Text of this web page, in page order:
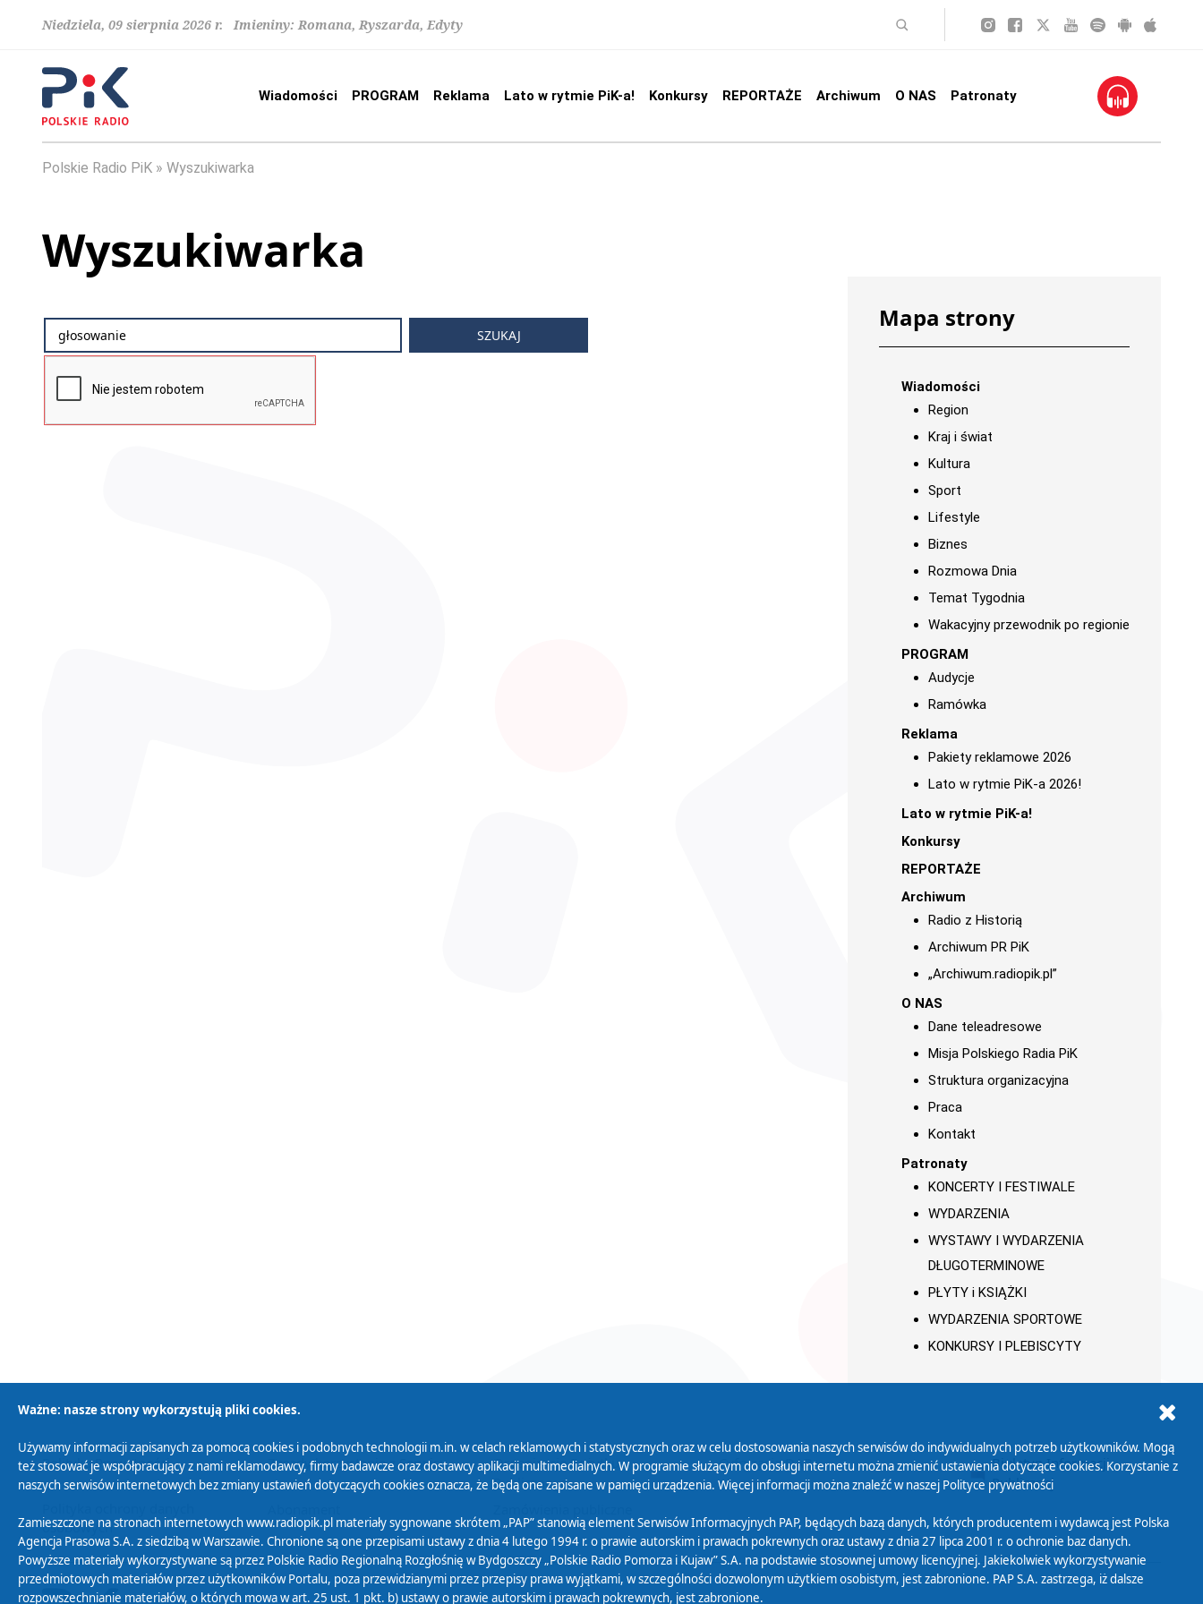
Niedziela, 09 sierpnia 2026 r. Imieniny: Romana, Ryszarda, Edyty
Wiadomości PROGRAM Reklama Lato w rytmie PiK-a! Konkursy REPORTAŻE Archiwum O NAS Patronaty
Polskie Radio PiK Wyszukiwarka
Wyszukiwarka
Mapa strony
Wiadomości
Region
Kraj i świat
Kultura
Sport
Lifestyle
Biznes
Rozmowa Dnia
Temat Tygodnia
Wakacyjny przewodnik po regionie
PROGRAM
Audycje
Ramówka
Reklama
Pakiety reklamowe 2026
Lato w rytmie PiK-a 2026!
Lato w rytmie PiK-a!
Konkursy
REPORTAŻE
Archiwum
Radio z Historią
Archiwum PR PiK
„Archiwum.radiopik.pl”
O NAS
Dane teleadresowe
Misja Polskiego Radia PiK
Struktura organizacyjna
Praca
Kontakt
Patronaty
KONCERTY I FESTIWALE
WYDARZENIA
WYSTAWY I WYDARZENIA
DŁUGOTERMINOWE
PŁYTY i KSIĄŻKI
WYDARZENIA SPORTOWE
KONKURSY I PLEBISCYTY
Polityka Prywatności Zasady korzystania z Serwisu
Organizacje Pożytku
Publicznego
Cyfryzacja DAB+
osobowych
Biuletyn Informacji
Publicznej
Ważne: nasze strony wykorzystują pliki cookies.
Używamy informacji zapisanych za pomocą cookies i podobnych technologii m.in. w celach reklamowych i statystycznych oraz w celu dostosowania naszych serwisów do indywidualnych potrzeb użytkowników. Mogą
też stosować je współpracujący z nami reklamodawcy, firmy badawcze oraz dostawcy aplikacji multimedialnych. W programie służącym do obsługi internetu można zmienić ustawienia dotyczące cookies. Korzystanie z
naszych serwisów internetowych bez zmiany ustawień dotyczących cookies oznacza, że będą one zapisane w pamięci urządzenia. Więcej informacji można znaleźć w naszej Polityce prywatności
Zamieszczone na stronach internetowych www.radiopik.pl materiały sygnowane skrótem „PAP” stanowią element Serwisów Informacyjnych PAP, będących bazą danych, których producentem i wydawcą jest Polska
Agencja Prasowa S.A. z siedzibą w Warszawie. Chronione są one przepisami ustawy z dnia 4 lutego 1994 r. o prawie autorskim i prawach pokrewnych oraz ustawy z dnia 27 lipca 2001 r. o ochronie baz danych.
Powyższe materiały wykorzystywane są przez Polskie Radio Regionalną Rozgłośnię w Bydgoszczy „Polskie Radio Pomorza i Kujaw” S.A. na podstawie stosownej umowy licencyjnej. Jakiekolwiek wykorzystywanie
przedmiotowych materiałów przez użytkowników Portalu, poza przewidzianymi przez przepisy prawa wyjątkami, w szczególności dozwolonym użytkiem osobistym, jest zabronione. PAP S.A. zastrzega, iż dalsze
rozpowszechnianie materiałów, o których mowa w art. 25 ust. 1 pkt. b) ustawy o prawie autorskim i prawach pokrewnych, jest zabronione.